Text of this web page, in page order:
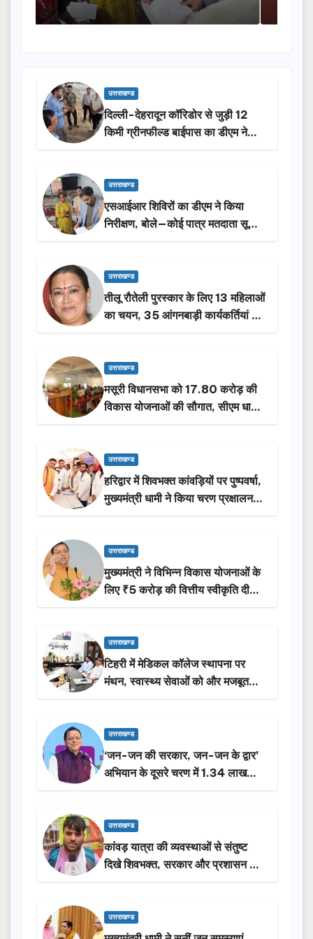
उत्तराखण्ड
दिल्ली-देहरादून कॉरिडोर से जुड़ी 12
किमी ग्रीनफील्ड बाईपास का डीएम ने
किया निरीक्षण…
उत्तराखण्ड
एसआईआर शिविरों का डीएम ने किया
निरीक्षण, बोले—कोई पात्र मतदाता सूची
से न छूटे…
उत्तराखण्ड
तीलू रौतेली पुरस्कार के लिए 13 महिलाओं
का चयन, 35 आंगनबाड़ी कार्यकर्तियां भी
होंगी सम्मानित…
उत्तराखण्ड
मसूरी विधानसभा को 17.80 करोड़ की
विकास योजनाओं की सौगात, सीएम धामी
ने किया लोकार्पण-शिलान्यास.
उत्तराखण्ड
हरिद्वार में शिवभक्त कांवड़ियों पर पुष्पवर्षा,
मुख्यमंत्री धामी ने किया चरण प्रक्षालन…
उत्तराखण्ड
मुख्यमंत्री ने विभिन्न विकास योजनाओं के
लिए ₹5 करोड़ की वित्तीय स्वीकृति दी…
उत्तराखण्ड
टिहरी में मेडिकल कॉलेज स्थापना पर
मंथन, स्वास्थ्य सेवाओं को और मजबूत
करेगी सरकार: मुख्यमंत्री धामी…
उत्तराखण्ड
‘जन-जन की सरकार, जन-जन के द्वार’
अभियान के दूसरे चरण में 1.34 लाख
लोगों की भागीदारी…
उत्तराखण्ड
कांवड़ यात्रा की व्यवस्थाओं से संतुष्ट
दिखे शिवभक्त, सरकार और प्रशासन की
सराहना…
उत्तराखण्ड